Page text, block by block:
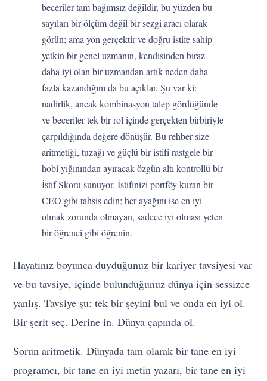
beceriler tam bağımsız değildir, bu yüzden bu
sayıları bir ölçüm değil bir sezgi aracı olarak
görün; ama yön gerçektir ve doğru istife sahip
yetkin bir genel uzmanın, kendisinden biraz
daha iyi olan bir uzmandan artık neden daha
fazla kazandığını da bu açıklar. Şu var ki:
nadirlik, ancak kombinasyon talep gördüğünde
ve beceriler tek bir rol içinde gerçekten birbiriyle
çarpıldığında değere dönüşür. Bu rehber size
aritmetiği, tuzağı ve güçlü bir istifi rastgele bir
hobi yığınından ayıracak özgün altı kontrollü bir
İstif Skoru sunuyor. İstifinizi portföy kuran bir
CEO gibi tahsis edin; her ayağını ise en iyi
olmak zorunda olmayan, sadece iyi olması yeten
bir öğrenci gibi öğrenin.
Hayatınız boyunca duyduğunuz bir kariyer tavsiyesi var
ve bu tavsiye, içinde bulunduğunuz dünya için sessizce
yanlış. Tavsiye şu: tek bir şeyini bul ve onda en iyi ol.
Bir şerit seç. Derine in. Dünya çapında ol.
Sorun aritmetik. Dünyada tam olarak bir tane en iyi
programcı, bir tane en iyi metin yazarı, bir tane en iyi